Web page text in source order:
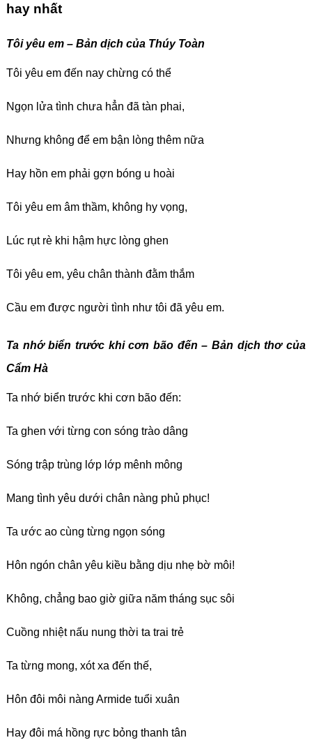
hay nhất
Tôi yêu em – Bản dịch của Thúy Toàn
Tôi yêu em đến nay chừng có thể
Ngọn lửa tình chưa hẳn đã tàn phai,
Nhưng không để em bận lòng thêm nữa
Hay hồn em phải gợn bóng u hoài
Tôi yêu em âm thầm, không hy vọng,
Lúc rụt rè khi hậm hực lòng ghen
Tôi yêu em, yêu chân thành đằm thắm
Cầu em được người tình như tôi đã yêu em.
Ta nhớ biển trước khi cơn bão đến – Bản dịch thơ của
Cẩm Hà
Ta nhớ biển trước khi cơn bão đến:
Ta ghen với từng con sóng trào dâng
Sóng trập trùng lớp lớp mênh mông
Mang tình yêu dưới chân nàng phủ phục!
Ta ước ao cùng từng ngọn sóng
Hôn ngón chân yêu kiều bằng dịu nhẹ bờ môi!
Không, chẳng bao giờ giữa năm tháng sục sôi
Cuồng nhiệt nấu nung thời ta trai trẻ
Ta từng mong, xót xa đến thế,
Hôn đôi môi nàng Armide tuổi xuân
Hay đôi má hồng rực bỏng thanh tân